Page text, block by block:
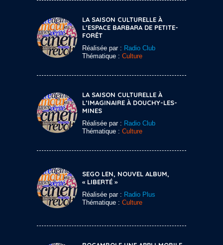
LA SAISON CULTURELLE À
L’ESPACE BARBARA DE PETITE-
FORÊT
Réalisée par : Radio Club
Thématique : Culture
LA SAISON CULTURELLE À
L’IMAGINAIRE À DOUCHY-LES-
MINES
Réalisée par : Radio Club
Thématique : Culture
SEGO LEN, NOUVEL ALBUM,
« LIBERTÉ »
Réalisée par : Radio Plus
Thématique : Culture